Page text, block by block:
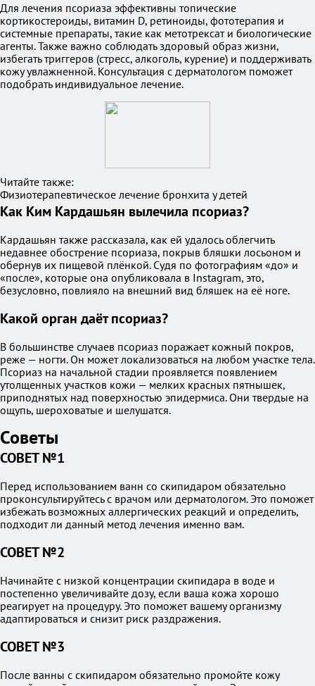
Для лечения псориаза эффективны топические
кортикостероиды, витамин D, ретиноиды, фототерапия и
системные препараты, такие как метотрексат и биологические
агенты. Также важно соблюдать здоровый образ жизни,
избегать триггеров (стресс, алкоголь, курение) и поддерживать
кожу увлажненной. Консультация с дерматологом поможет
подобрать индивидуальное лечение.
Читайте также:
Физиотерапевтическое лечение бронхита у детей
Как Ким Кардашьян вылечила псориаз?
Кардашьян также рассказала, как ей удалось облегчить
недавнее обострение псориаза, покрыв бляшки лосьоном и
обернув их пищевой плёнкой. Судя по фотографиям «до» и
«после», которые она опубликовала в Instagram, это,
безусловно, повлияло на внешний вид бляшек на её ноге.
Какой орган даёт псориаз?
В большинстве случаев псориаз поражает кожный покров,
реже — ногти. Он может локализоваться на любом участке тела.
Псориаз на начальной стадии проявляется появлением
утолщенных участков кожи — мелких красных пятнышек,
приподнятых над поверхностью эпидермиса. Они твердые на
ощупь, шероховатые и шелушатся.
Советы
СОВЕТ №1
Перед использованием ванн со скипидаром обязательно
проконсультируйтесь с врачом или дерматологом. Это поможет
избежать возможных аллергических реакций и определить,
подходит ли данный метод лечения именно вам.
СОВЕТ №2
Начинайте с низкой концентрации скипидара в воде и
постепенно увеличивайте дозу, если ваша кожа хорошо
реагирует на процедуру. Это поможет вашему организму
адаптироваться и снизит риск раздражения.
СОВЕТ №3
После ванны с скипидаром обязательно промойте кожу